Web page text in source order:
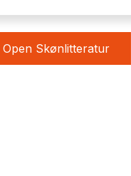
Open Skønlitteratur